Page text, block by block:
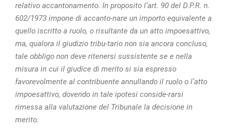
relativo accantonamento. In proposito l’art. 90 del D.P.R. n.
602/1973 impone di accanto-nare un importo equivalente a
quello iscritto a ruolo, o risultante da un atto impoesattivo,
ma, qualora il giudizio tribu-tario non sia ancora concluso,
tale obbligo non deve ritenersi sussistente se e nella
misura in cui il giudice di merito si sia espresso
favorevolmente al contribuente annullando il ruolo o l’atto
impoesattivo, dovendo in tale ipotesi conside-rarsi
rimessa alla valutazione del Tribunale la decisione in
merito.